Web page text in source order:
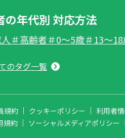
の年代別 対応方法
＃高齢者＃0～5歳＃13～
のタグ一覧
規約 クッキーポリシー 利用者
規約
ソーシャルメディアポリシー